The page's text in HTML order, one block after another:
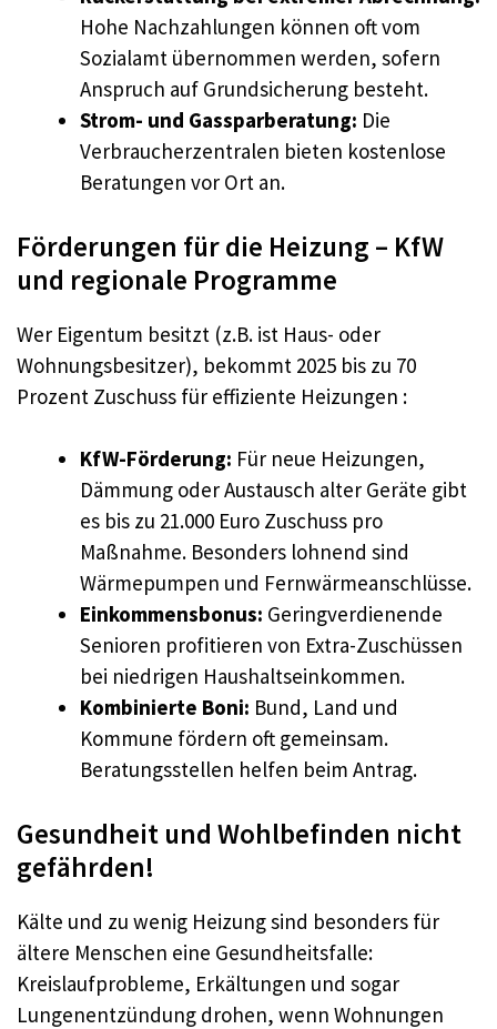
Hohe Nachzahlungen können oft vom
Sozialamt übernommen werden, sofern
Anspruch auf Grundsicherung besteht.
Strom- und Gassparberatung: Die
Verbraucherzentralen bieten kostenlose
Beratungen vor Ort an.
Förderungen für die Heizung – KfW
und regionale Programme
Wer Eigentum besitzt (z.B. ist Haus- oder
Wohnungsbesitzer), bekommt 2025 bis zu 70
Prozent Zuschuss für effiziente Heizungen :
KfW-Förderung: Für neue Heizungen,
Dämmung oder Austausch alter Geräte gibt
es bis zu 21.000 Euro Zuschuss pro
Maßnahme. Besonders lohnend sind
Wärmepumpen und Fernwärmeanschlüsse.
Einkommensbonus: Geringverdienende
Senioren profitieren von Extra-Zuschüssen
bei niedrigen Haushaltseinkommen.
Kombinierte Boni: Bund, Land und
Kommune fördern oft gemeinsam.
Beratungsstellen helfen beim Antrag.
Gesundheit und Wohlbefinden nicht
gefährden!
Kälte und zu wenig Heizung sind besonders für
ältere Menschen eine Gesundheitsfalle:
Kreislaufprobleme, Erkältungen und sogar
Lungenentzündung drohen, wenn Wohnungen